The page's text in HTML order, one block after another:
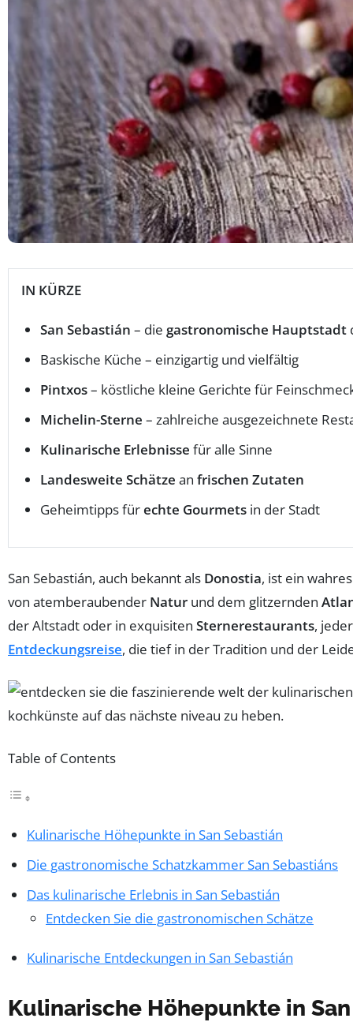
IN KÜRZE
San Sebastián – die gastronomische Hauptstadt
Baskische Küche – einzigartig und vielfältig
Pintxos– köstliche kleine Gerichte für
Michelin-Sterne – zahlreiche ausgezeichnete
Kulinarische Erlebnisse für alle Sinne
Landesweite Schätze an frischen Zutaten
Geheimtipps fürechte Gourmets in der Stadt
San Sebastián, auch bekannt als Donostia, ist ein
von atemberaubender Natur und dem glitzernden
der Altstadt oder in exquisiten Sternerestaurants,
Entdeckungsreise, die tief in der Tradition und der
Table of Contents
Kulinarische Höhepunkte in San Sebastián
Die gastronomische Schatzkammer San Sebastiáns
Das kulinarische Erlebnis in San Sebastián
Entdecken Sie die gastronomischen Schätze
Kulinarische Entdeckungen in San Sebastián
Kulinarische Höhepunkte in